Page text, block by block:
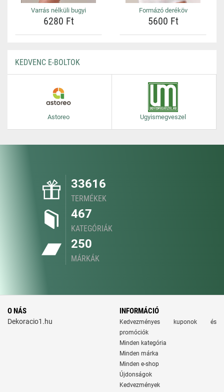
Varrás nélküli bugyi
6280 Ft
Formázó deréköv
5600 Ft
KEDVENC E-BOLTOK
Astoreo Ugyismegveszel
33616
TERMÉKEK
467
KATEGÓRIÁK
250
MÁRKÁK
O NÁS
Dekoracio1.hu
INFORMÁCIÓ
Kedvezményes kuponok és
promóciók
Minden kategória
Minden márka
Minden e-shop
Újdonságok
Kedvezmények